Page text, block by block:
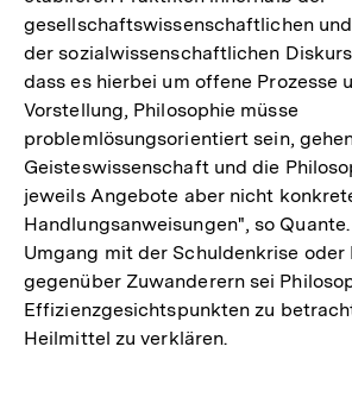
gesellschaftswissenschaftlichen
der sozialwissenschaftlichen
dass es hierbei um offene Prozesse
Vorstellung, Philosophie müsse
problemlösungsorientiert sein,
Geisteswissenschaft und die
jeweils Angebote aber nicht
Handlungsanweisungen", so
Umgang mit der Schuldenkrise oder
gegenüber Zuwanderern sei
Effizienzgesichtspunkten zu
Heilmittel zu verklären.